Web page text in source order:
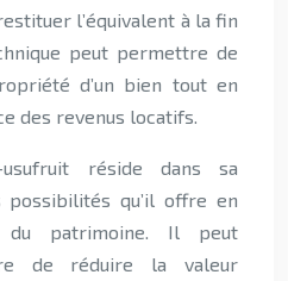
l’équivalent à la fin
peut permettre de
d’un bien tout en
des revenus locatifs.
usufruit réside dans sa
qu’il offre en
patrimoine. Il peut
de réduire la valeur